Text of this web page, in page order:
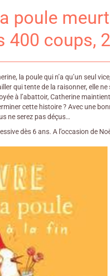
poule
400 coups,
la poule qui n’a qu’un seul
qui tente de la raisonner, elle
à l’abattoir, Catherine
cette histoire ? Avec une
ne serez pas déçus…
dès 6 ans. A l’occasion de